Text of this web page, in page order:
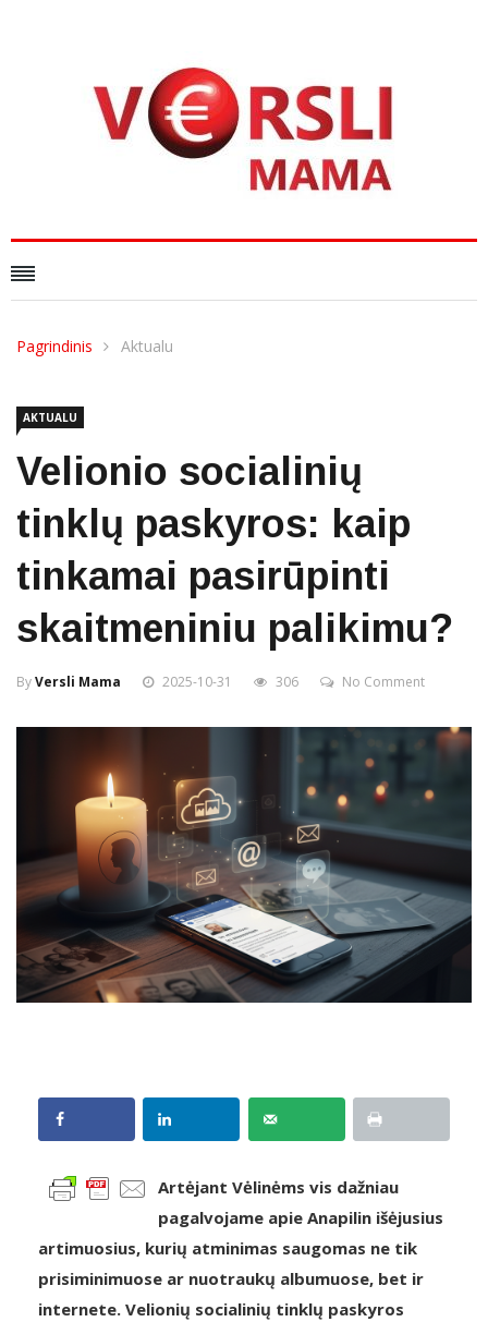
Pagrindinis Aktualu
AKTUALU
Velionio socialinių
tinklų paskyros: kaip
tinkamai pasirūpinti
skaitmeniniu palikimu?
ByVersli Mama 2025-10-31 306 No Comment
Artėjant Vėlinėms vis dažniau
pagalvojame apie Anapilin išėjusius
artimuosius, kurių atminimas saugomas ne tik
prisiminimuose ar nuotraukų albumuose, bet ir
internete. Velionių socialinių tinklų paskyros